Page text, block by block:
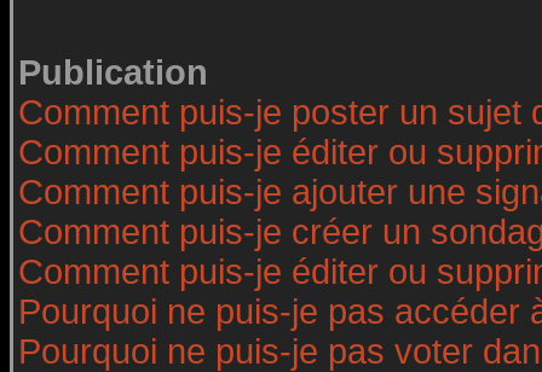
Publication
Comment puis-je poster un sujet
Comment puis-je éditer ou
Comment puis-je ajouter une
Comment puis-je créer un
Comment puis-je éditer ou
Pourquoi ne puis-je pas accéder
Pourquoi ne puis-je pas voter